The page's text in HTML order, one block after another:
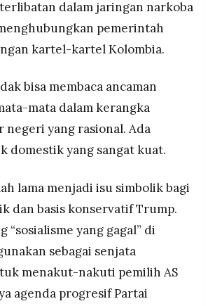
dalam jaringan narkoba
pemerintah
kartel-kartel Kolombia.
bisa membaca ancaman
mata dalam kerangka
negeri yang rasional. Ada
domestik yang sangat kuat.
lama menjadi isu simbolik bagi
dan basis konservatif Trump.
“sosialisme yang gagal” di
sebagai senjata
menakut-nakuti pemilih AS
agenda progresif Partai